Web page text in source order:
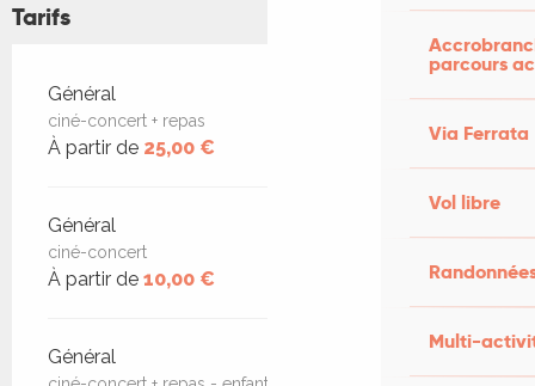
parcours
Via Ferrata
Vol libre
Multi-
Tarifs
Tarifs 2026
Général
ciné-concert + repas
À partir de 25,00 €
Général
ciné-concert
À partir de 10,00 €
Général